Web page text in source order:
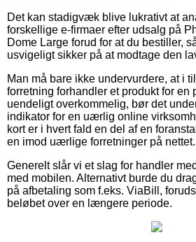
Det kan stadigvæk blive lukrativt at
forskellige e-firmaer efter udsalg på
Dome Large forud for at du bestiller,
usvigeligt sikker på at modtage den
Man må bare ikke undervurdere, at i
forretning forhandler et produkt for en
uendeligt overkommelig, bør det
indikator for en uærlig online
kort er i hvert fald en del af en
en imod uærlige forretninger på nettet.
Generelt slår vi et slag for handler
med mobilen. Alternativt burde du
på afbetaling som f.eks. ViaBill,
beløbet over en længere periode.